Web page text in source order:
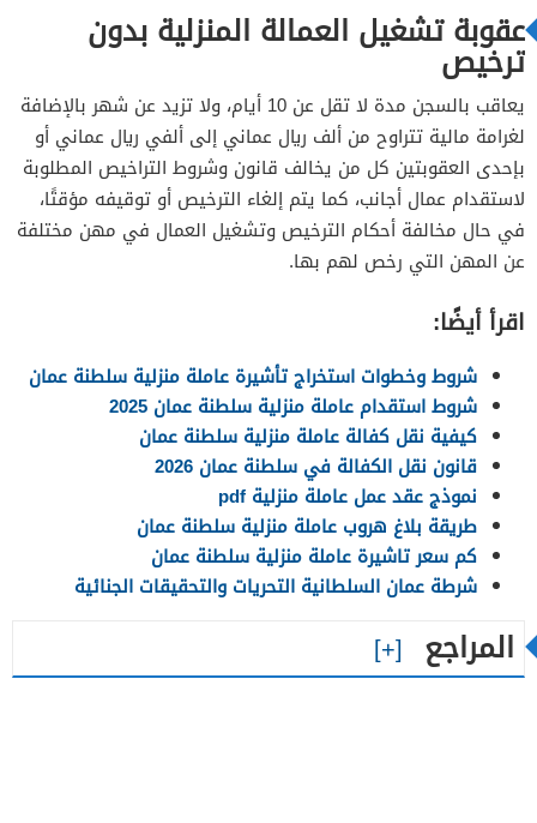
عقوبة تشغيل العمالة المنزلية بدون
ترخيص
يعاقب بالسجن مدة لا تقل عن 10 أيام، ولا تزيد عن شهر بالإضافة
لغرامة مالية تتراوح من ألف ريال عماني إلى ألفي ريال عماني أو
بإحدى العقوبتين كل من يخالف قانون وشروط التراخيص المطلوبة
لاستقدام عمال أجانب، كما يتم إلغاء الترخيص أو توقيفه مؤقتًا،
في حال مخالفة أحكام الترخيص وتشغيل العمال في مهن مختلفة
عن المهن التي رخص لهم بها.
اقرأ أيضًا:
شروط وخطوات استخراج تأشيرة عاملة منزلية سلطنة عمان
شروط استقدام عاملة منزلية سلطنة عمان 2025
كيفية نقل كفالة عاملة منزلية سلطنة عمان
قانون نقل الكفالة في سلطنة عمان 2026
نموذج عقد عمل عاملة منزلية pdf
طريقة بلاغ هروب عاملة منزلية سلطنة عمان
كم سعر تاشيرة عاملة منزلية سلطنة عمان
شرطة عمان السلطانية التحريات والتحقيقات الجنائية
المراجع